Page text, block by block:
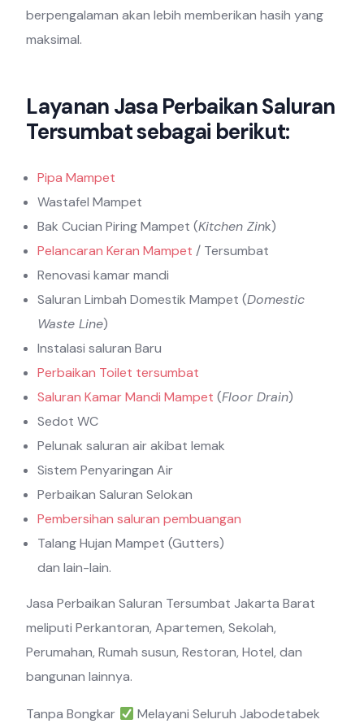
berpengalaman akan lebih memberikan hasih yang
maksimal.
Layanan Jasa Perbaikan Saluran
Tersumbat sebagai berikut:
Pipa Mampet
Wastafel Mampet
Bak Cucian Piring Mampet (Kitchen Zink)
Pelancaran Keran Mampet / Tersumbat
Renovasi kamar mandi
Saluran Limbah Domestik Mampet (Domestic
Waste Line)
Instalasi saluran Baru
Perbaikan Toilet tersumbat
Saluran Kamar Mandi Mampet (Floor Drain)
Sedot WC
Pelunak saluran air akibat lemak
Sistem Penyaringan Air
Perbaikan Saluran Selokan
Pembersihan saluran pembuangan
Talang Hujan Mampet (Gutters)
dan lain-lain.
Jasa Perbaikan Saluran Tersumbat Jakarta Barat
meliputi Perkantoran, Apartemen, Sekolah,
Perumahan, Rumah susun, Restoran, Hotel, dan
bangunan lainnya.
Tanpa Bongkar Melayani Seluruh Jabodetabek